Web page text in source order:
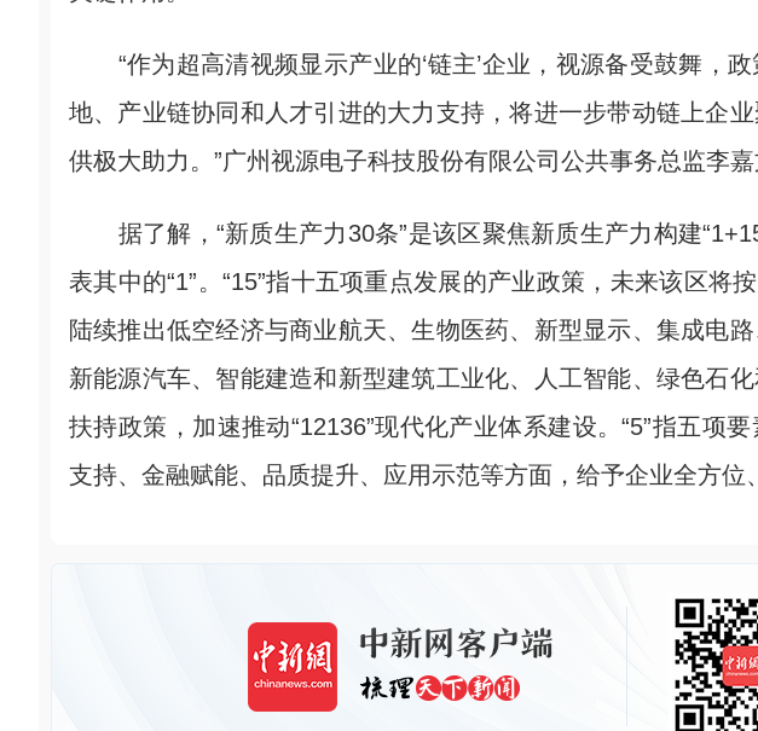
“作为超高清视频显示产业的‘链主’企业，视源备受鼓舞，
地、产业链协同和人才引进的大力支持，将进一步带动链上企
供极大助力。”广州视源电子科技股份有限公司公共事务总监李嘉
据了解，“新质生产力30条”是该区聚焦新质生产力构建
表其中的“1”。“15”指十五项重点发展的产业政策，未来该区将
陆续推出低空经济与商业航天、生物医药、新型显示、集成电
新能源汽车、智能建造和新型建筑工业化、人工智能、绿色石
扶持政策，加速推动“12136”现代化产业体系建设。“5”指五项
支持、金融赋能、品质提升、应用示范等方面，给予企业全方位